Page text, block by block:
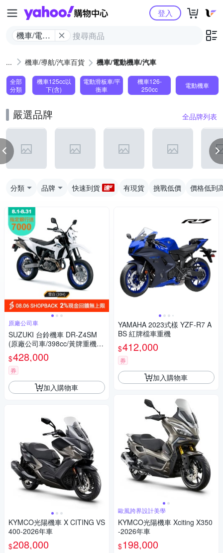
Yahoo購物中心
機車/電動
登入
機車/導航/汽車百貨 機車/電動機車/汽車
全部
分類
機車125cc以
下(含)
電動滑板車/平
衡車
機車126-
250cc
電動機車
嚴選品牌 全品牌列表
分類 品牌 快速到貨 有現貨 挑戰低價 價格低到
原廠公司車
SUZUKI 台鈴機車 DR-Z4SM
(原廠公司車/398cc/黃牌重機/2
025年全新機車)
$428,000
券
加入購物車
KYMCO光陽機車 X CITING VS
400-2026年車
$208,000
YAMAHA 2023式樣 YZF-R7 A
BS 紅牌檔車重機
$412,000
券
加入購物車
歐風跨界設計美學
KYMCO光陽機車 Xciting X350
-2026年車
$198,000